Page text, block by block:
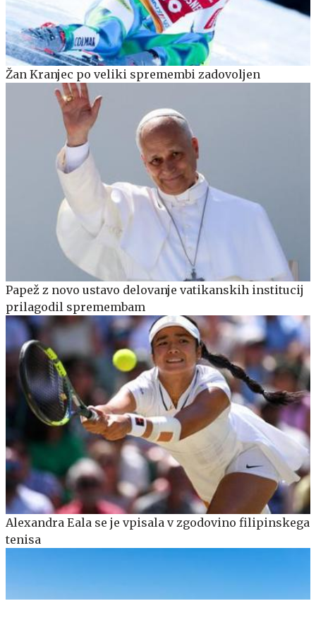
Žan Kranjec po veliki spremembi zadovoljen
Papež z novo ustavo delovanje vatikanskih institucij
prilagodil spremembam
Alexandra Eala se je vpisala v zgodovino filipinskega
tenisa